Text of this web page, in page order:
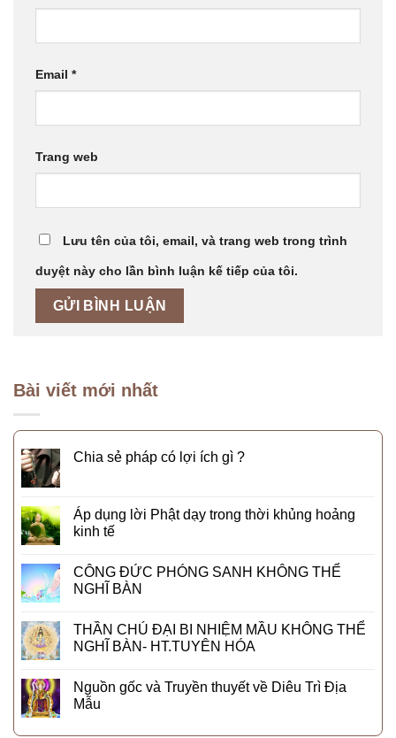
Email *
Trang web
Lưu tên của tôi, email, và trang web trong trình
duyệt này cho lần bình luận kế tiếp của tôi.
Bài viết mới nhất
Chia sẻ pháp có lợi ích gì ?
Áp dụng lời Phật dạy trong thời khủng hoảng
kinh tế
CÔNG ĐỨC PHÓNG SANH KHÔNG THỂ
NGHĨ BÀN
THẦN CHÚ ĐẠI BI NHIỆM MẦU KHÔNG THỂ
NGHĨ BÀN- HT.TUYÊN HÓA
Nguồn gốc và Truyền thuyết về Diêu Trì Địa
Mẫu